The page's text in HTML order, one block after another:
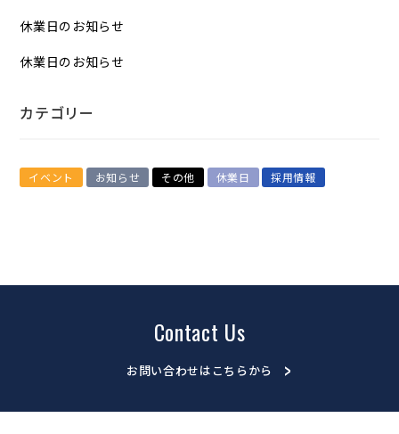
休業日のお知らせ
休業日のお知らせ
カテゴリー
イベント お知らせ その他 休業日 採用情報
Contact Us
お問い合わせはこちらから